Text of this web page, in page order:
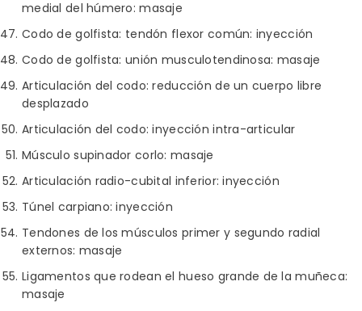
medial del húmero: masaje
Codo de golfista: tendón flexor común: inyección
Codo de golfista: unión musculotendinosa: masaje
Articulación del codo: reducción de un cuerpo libre
desplazado
Articulación del codo: inyección intra-articular
Músculo supinador corlo: masaje
Articulación radio-cubital inferior: inyección
Túnel carpiano: inyección
Tendones de los músculos primer y segundo radial
externos: masaje
Ligamentos que rodean el hueso grande de la muñeca:
masaje